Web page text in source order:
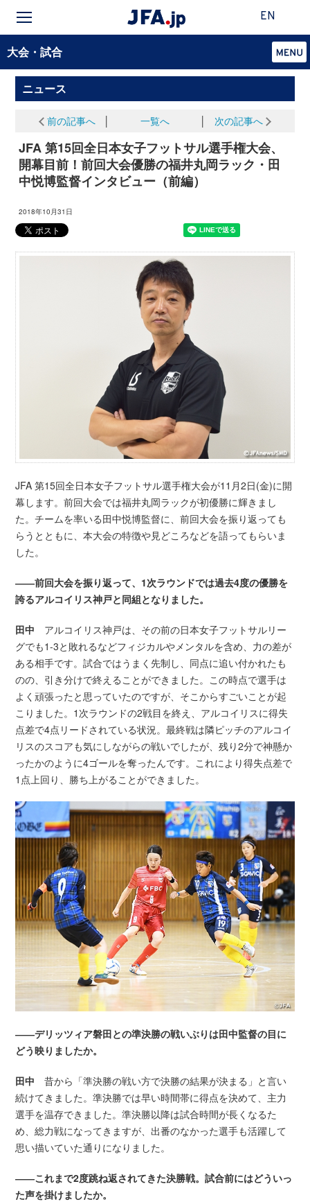
EN
大会・試合
ニュース
前の記事へ 一覧へ 次の記事へ
JFA 第15回全日本女子フットサル選手権大会、
開幕目前！前回大会優勝の福井丸岡ラック・田
中悦博監督インタビュー（前編）
2018年10月31日
JFA 第15回全日本女子フットサル選手権大会が11月2日(金)に開
幕します。前回大会では福井丸岡ラックが初優勝に輝きまし
た。チームを率いる田中悦博監督に、前回大会を振り返っても
らうとともに、本大会の特徴や見どころなどを語ってもらいま
した。
――前回大会を振り返って、1次ラウンドでは過去4度の優勝を
誇るアルコイリス神戸と同組となりました。
田中 アルコイリス神戸は、その前の日本女子フットサルリー
グでも1-3と敗れるなどフィジカルやメンタルを含め、力の差が
ある相手です。試合ではうまく先制し、同点に追い付かれたも
のの、引き分けで終えることができました。この時点で選手は
よく頑張ったと思っていたのですが、そこからすごいことが起
こりました。1次ラウンドの2戦目を終え、アルコイリスに得失
点差で4点リードされている状況。最終戦は隣ピッチのアルコイ
リスのスコアも気にしながらの戦いでしたが、残り2分で神懸か
ったかのように4ゴールを奪ったんです。これにより得失点差で
1点上回り、勝ち上がることができました。
――デリッツィア磐田との準決勝の戦いぶりは田中監督の目に
どう映りましたか。
田中 昔から「準決勝の戦い方で決勝の結果が決まる」と言い
続けてきました。準決勝では早い時間帯に得点を決めて、主力
選手を温存できました。準決勝以降は試合時間が長くなるた
め、総力戦になってきますが、出番のなかった選手も活躍して
思い描いていた通りになりました。
――これまで2度跳ね返されてきた決勝戦。試合前にはどういっ
た声を掛けましたか。